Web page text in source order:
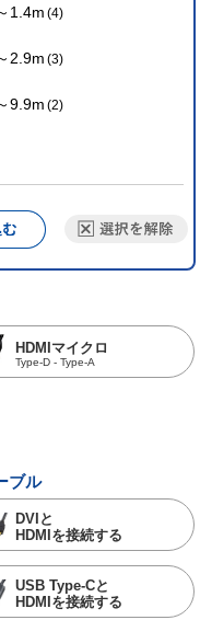
1.4m (4)
2.9m (3)
9.9m (2)
HDMIマイクロ
Type-D - Type-A
ブル
DVIと
HDMIを接続する
USB Type-Cと
HDMIを接続する